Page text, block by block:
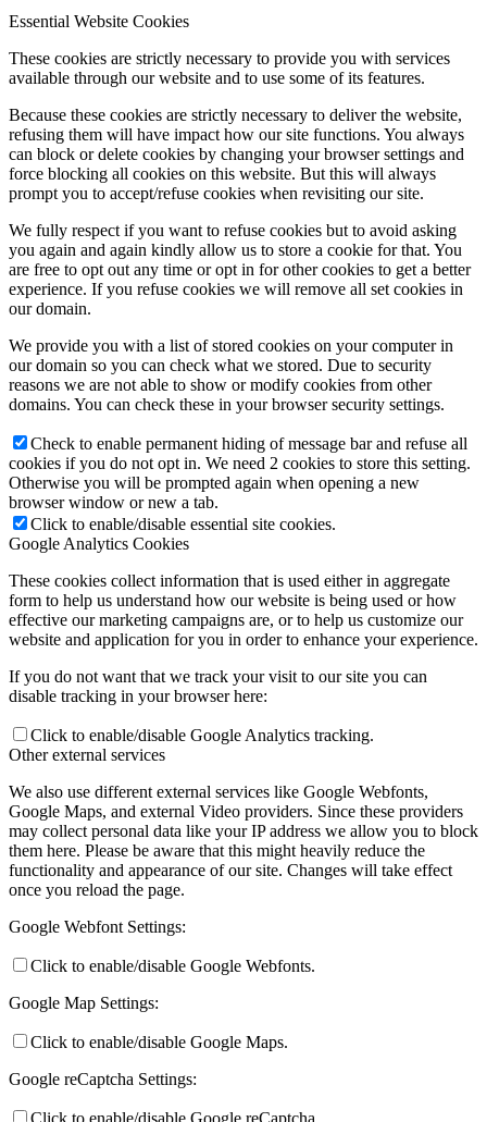
Essential Website Cookies
These cookies are strictly necessary to provide you with services
available through our website and to use some of its features.
Because these cookies are strictly necessary to deliver the website,
refusing them will have impact how our site functions. You always
can block or delete cookies by changing your browser settings and
force blocking all cookies on this website. But this will always
prompt you to accept/refuse cookies when revisiting our site.
We fully respect if you want to refuse cookies but to avoid asking
you again and again kindly allow us to store a cookie for that. You
are free to opt out any time or opt in for other cookies to get a better
experience. If you refuse cookies we will remove all set cookies in
our domain.
We provide you with a list of stored cookies on your computer in
our domain so you can check what we stored. Due to security
reasons we are not able to show or modify cookies from other
domains. You can check these in your browser security settings.
Check to enable permanent hiding of message bar and refuse all
cookies if you do not opt in. We need 2 cookies to store this setting.
Otherwise you will be prompted again when opening a new
browser window or new a tab.
Click to enable/disable essential site cookies.
Google Analytics Cookies
These cookies collect information that is used either in aggregate
form to help us understand how our website is being used or how
effective our marketing campaigns are, or to help us customize our
website and application for you in order to enhance your experience.
If you do not want that we track your visit to our site you can
disable tracking in your browser here:
Click to enable/disable Google Analytics tracking.
Other external services
We also use different external services like Google Webfonts,
Google Maps, and external Video providers. Since these providers
may collect personal data like your IP address we allow you to block
them here. Please be aware that this might heavily reduce the
functionality and appearance of our site. Changes will take effect
once you reload the page.
Google Webfont Settings:
Click to enable/disable Google Webfonts.
Google Map Settings:
Click to enable/disable Google Maps.
Google reCaptcha Settings:
Click to enable/disable Google reCaptcha.